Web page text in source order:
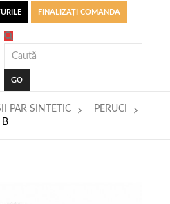
FINALIZAȚI COMANDA
GO
PAR SINTETIC >
PERUCI
B